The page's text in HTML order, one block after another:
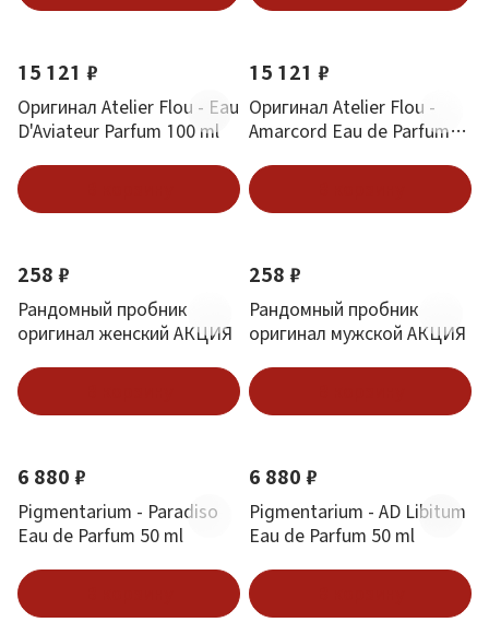
Новинка
15 121 ₽
Оригинал Atelier Flou - Eau
D'Aviateur Parfum 100 ml
Новинка
15 121 ₽
Оригинал Atelier Flou -
Amarcord Eau de Parfum
258 ₽
Рандомный пробник
оригинал женский АКЦИЯ
258 ₽
Рандомный пробник
оригинал мужской АКЦИЯ
Новинка
6 880 ₽
Pigmentarium - Paradiso
Eau de Parfum 50 ml
Новинка
6 880 ₽
Pigmentarium - AD Libitum
Eau de Parfum 50 ml
Новинка Новинка